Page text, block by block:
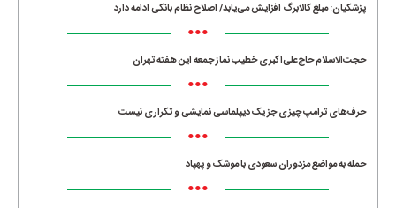
پزشکیان: مبلغ کالابرگ افزایش می‌یابد/ اصلاح نظام بانکی ادامه دارد
•••
حجت‌الاسلام حاج‌علی‌اکبری خطیب نماز جمعه این هفته تهران
•••
حرف‌های ترامپ چیزی جز یک دیپلماسی نمایشی و تکراری نیست
•••
حمله به مواضع مزدوران سعودی با موشک و پهپاد
•••